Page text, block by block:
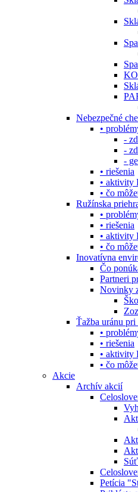
Nebezpečné
•
-
-
-
• riešenia
• aktivity
• čo
Ružínska
•
• riešenia
• aktivity
• čo
Inovatívna
Čo
Partneri
Novinky
Ťažba uránu
•
• riešenia
• aktivity
• čo
Akcie
Archív akcií
Petícia